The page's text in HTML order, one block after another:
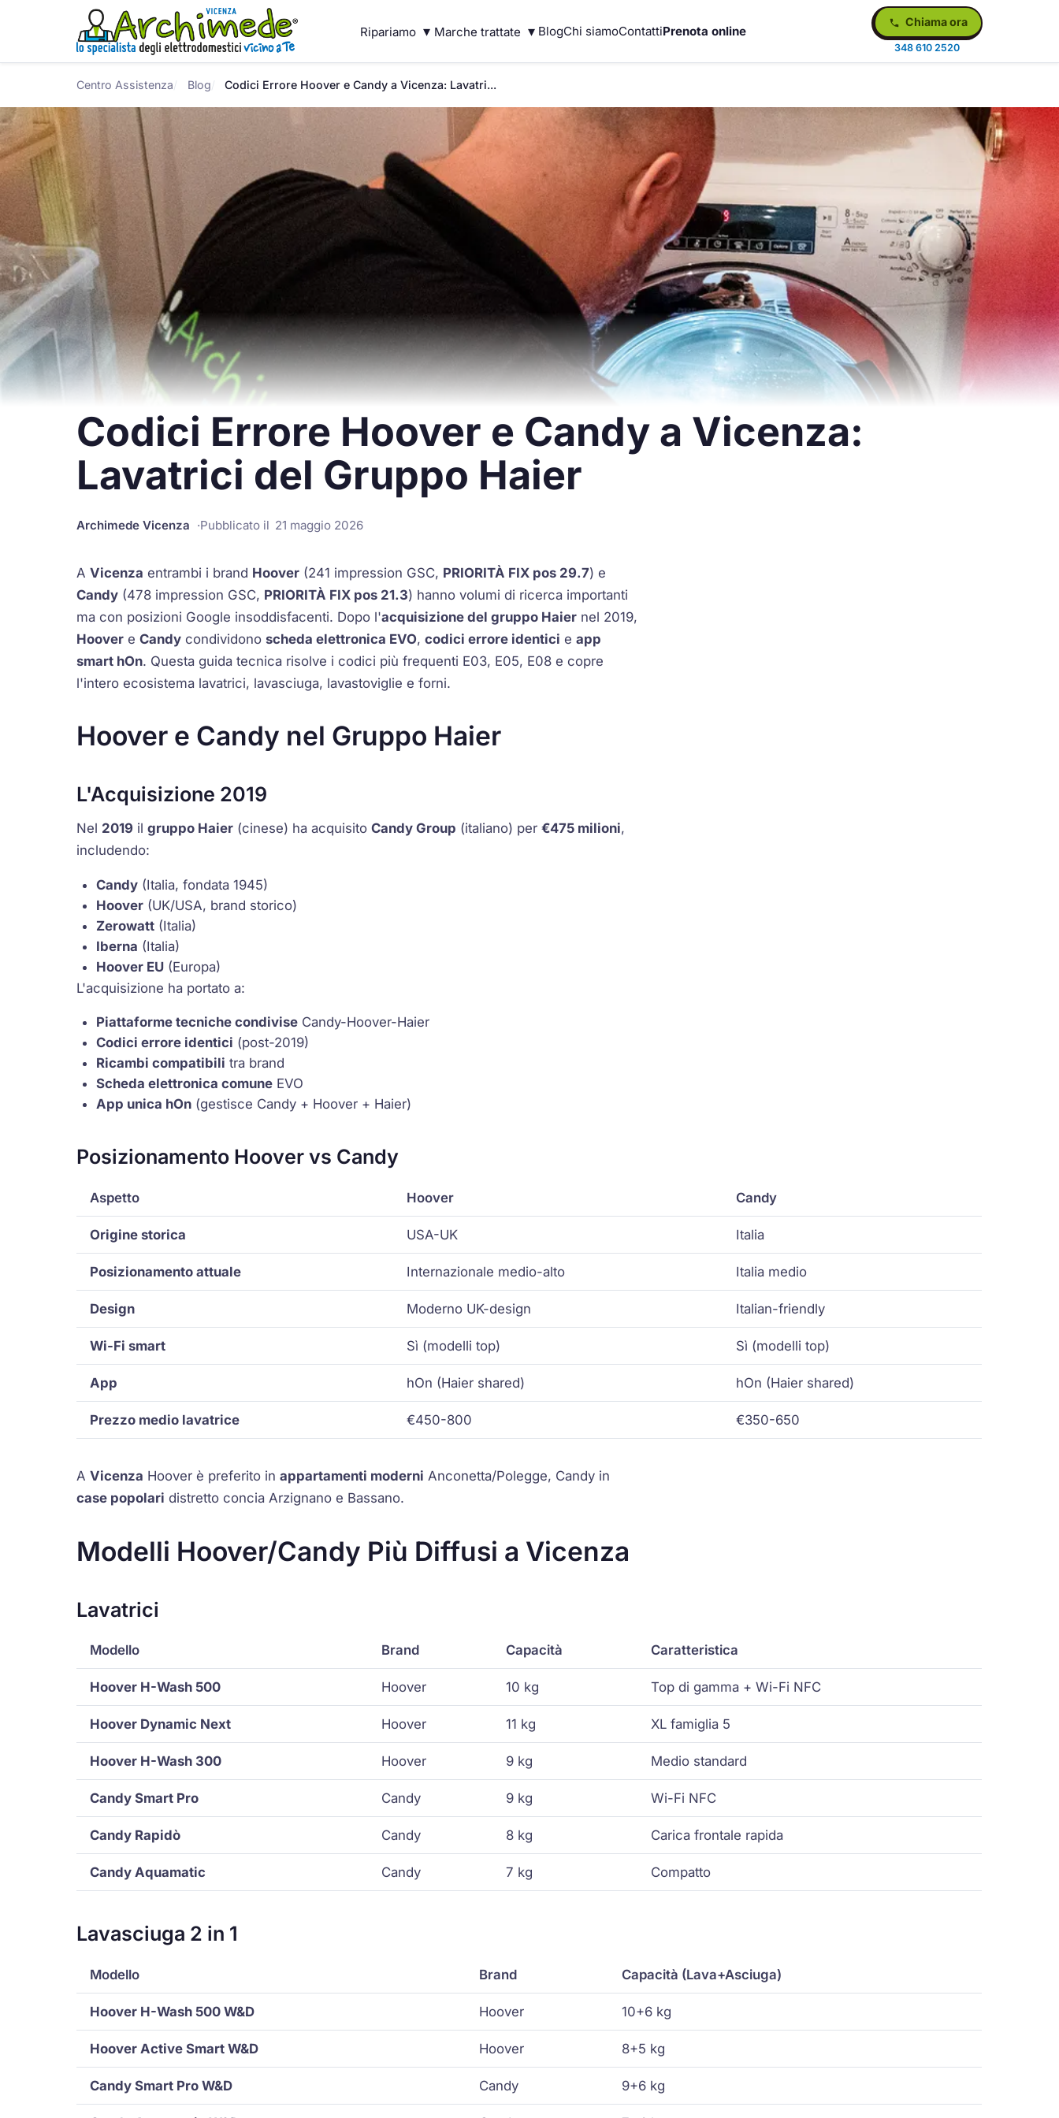
Ripariamo ▾ Marche trattate ▾ BlogChi siamoContattiPrenota online
Chiama ora
348 610 2520
Centro Assistenza Blog Codici Errore Hoover e Candy a Vicenza: Lavatri...
Codici Errore Hoover e Candy a Vicenza:
Lavatrici del Gruppo Haier
Archimede Vicenza Pubblicato il 21 maggio 2026
AVicenza entrambi i brand Hoover (241 impression GSC, PRIORITÀ FIX pos 29.7) e
Candy (478 impression GSC, PRIORITÀ FIX pos 21.3) hanno volumi di ricerca importanti
ma con posizioni Google insoddisfacenti. Dopo l'acquisizione del gruppo Haier nel 2019,
Hoover eCandy condividonoscheda elettronica EVO,codici errore identici eapp
smart hOn. Questa guida tecnica risolve i codici più frequenti E03, E05, E08 e copre
l'intero ecosistema lavatrici, lavasciuga, lavastoviglie e forni.
Hoover e Candy nel Gruppo Haier
L'Acquisizione 2019
Nel 2019 ilgruppo Haier (cinese) ha acquisitoCandy Group (italiano) per€475 milioni,
includendo:
Candy (Italia, fondata 1945)
Hoover (UK/USA, brand storico)
Zerowatt (Italia)
Iberna (Italia)
Hoover EU (Europa)
L'acquisizione ha portato a:
Piattaforme tecniche condivise Candy-Hoover-Haier
Codici errore identici (post-2019)
Ricambi compatibili tra brand
Scheda elettronica comune EVO
App unica hOn (gestisce Candy + Hoover + Haier)
Posizionamento Hoover vs Candy
Aspetto Hoover Candy
Origine storica USA-UK Italia
Posizionamento attuale Internazionale medio-alto Italia medio
Design Moderno UK-design Italian-friendly
Wi-Fi smart Sì (modelli top) Sì (modelli top)
App hOn (Haier shared) hOn (Haier shared)
Prezzo medio lavatrice €450-800 €350-650
AVicenza Hoover è preferito inappartamenti moderni Anconetta/Polegge, Candy in
case popolari distretto concia Arzignano e Bassano.
Modelli Hoover/Candy Più Diffusi a Vicenza
Lavatrici
Modello Brand Capacità Caratteristica
Hoover H-Wash 500 Hoover 10 kg Top di gamma + Wi-Fi NFC
Hoover Dynamic Next Hoover 11 kg XL famiglia 5
Hoover H-Wash 300 Hoover 9 kg Medio standard
Candy Smart Pro Candy 9 kg Wi-Fi NFC
Candy Rapidò Candy 8 kg Carica frontale rapida
Candy Aquamatic Candy 7 kg Compatto
Lavasciuga 2 in 1
Modello Brand Capacità (Lava+Asciuga)
Hoover H-Wash 500 W&D Hoover 10+6 kg
Hoover Active Smart W&D Hoover 8+5 kg
Candy Smart Pro W&D Candy 9+6 kg